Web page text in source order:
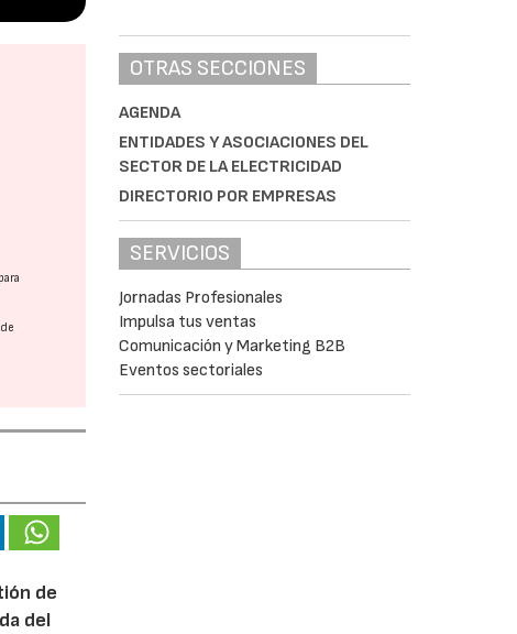
de
del
OTRAS SECCIONES
AGENDA
ENTIDADES Y ASOCIACIONES DEL
SECTOR DE LA ELECTRICIDAD
DIRECTORIO POR EMPRESAS
SERVICIOS
Jornadas Profesionales
Impulsa tus ventas
Comunicación y Marketing B2B
Eventos sectoriales